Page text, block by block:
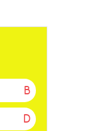
B
D